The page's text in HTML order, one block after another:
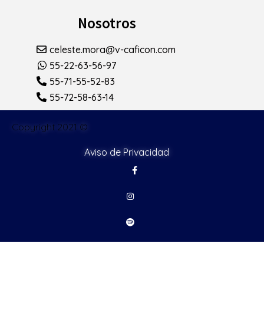
Nosotros
celeste.mora@v-caficon.com
55-22-63-56-97
55-71-55-52-83
55-72-58-63-14
Copyright 2021 ©
Aviso de Privacidad